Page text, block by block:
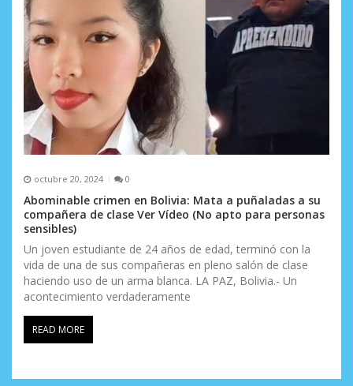
octubre 20, 2024 0
Abominable crimen en Bolivia: Mata a puñaladas a su
compañera de clase Ver Vídeo (No apto para personas
sensibles)
Un joven estudiante de 24 años de edad, terminó con la
vida de una de sus compañeras en pleno salón de clase
haciendo uso de un arma blanca. LA PAZ, Bolivia.- Un
acontecimiento verdaderamente
READ MORE